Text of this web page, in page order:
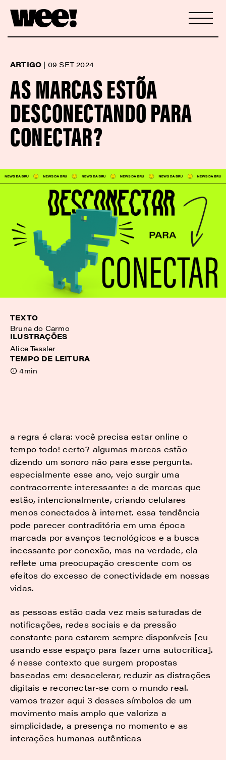
ARTIGO | 09 SET 2024
AS MARCAS ESTÕA
DESCONECTANDO PARA
CONECTAR?
TEXTO
Bruna do Carmo
ILUSTRAÇÕES
Alice Tessler
TEMPO DE LEITURA
4min
a regra é clara: você precisa estar online o
tempo todo! certo? algumas marcas estão
dizendo um sonoro não para esse pergunta.
especialmente esse ano, vejo surgir uma
contracorrente interessante: a de marcas que
estão, intencionalmente, criando celulares
menos conectados à internet. essa tendência
pode parecer contraditória em uma época
marcada por avanços tecnológicos e a busca
incessante por conexão, mas na verdade, ela
reflete uma preocupação crescente com os
efeitos do excesso de conectividade em nossas
vidas.
as pessoas estão cada vez mais saturadas de
notificações, redes sociais e da pressão
constante para estarem sempre disponíveis [eu
usando esse espaço para fazer uma autocrítica].
é nesse contexto que surgem propostas
baseadas em: desacelerar, reduzir as distrações
digitais e reconectar-se com o mundo real.
vamos trazer aqui 3 desses símbolos de um
movimento mais amplo que valoriza a
simplicidade, a presença no momento e as
interações humanas autênticas